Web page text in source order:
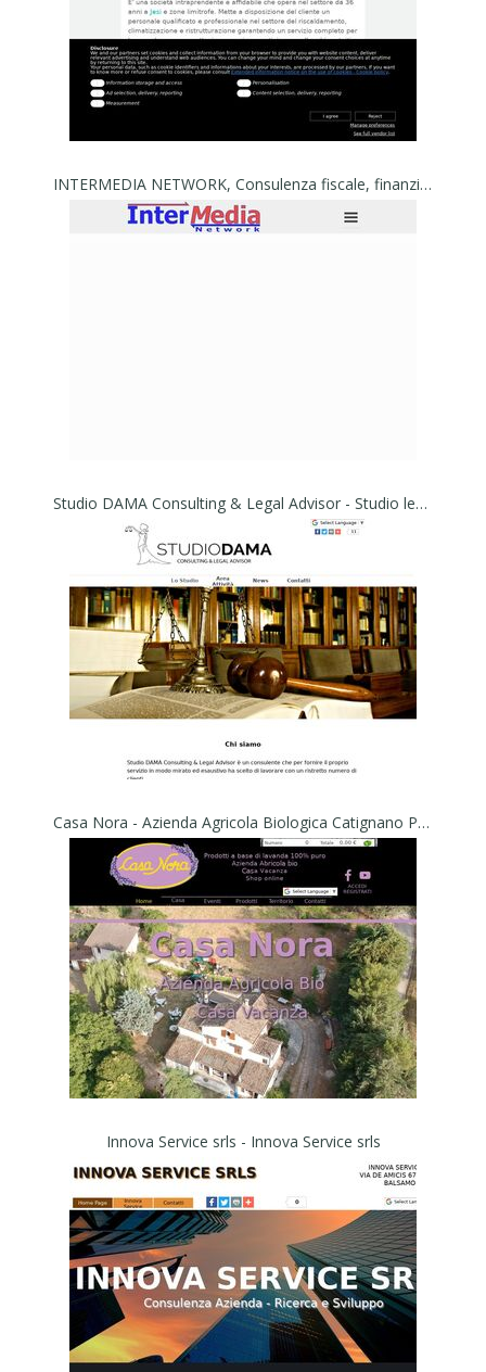
INTERMEDIA NETWORK, Consulenza fiscale, finanziario, legale, tributario - INTERMEDIA NETWORK
Studio DAMA Consulting & Legal Advisor - Studio legale Dama
Casa Nora - Azienda Agricola Biologica Catignano PE, Abruzzo Italy - Casa Nora è una Azienda Agricola-Casa Vacanza.
Innova Service srls - Innova Service srls